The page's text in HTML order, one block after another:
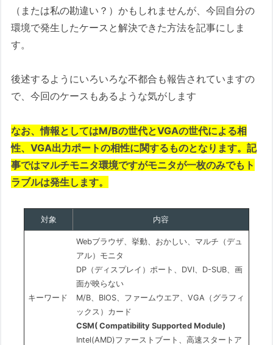
（または私の勘違い？）かもしれませんが、今回自分の
環境で発生したケースと解決できた方法を記事にしま
す。
後述するようにいろいろな不都合も報告されていますの
で、今回のケースもあるような気がします
なお、情報としてはM/Bの世代とVGAの世代による相
性、VGA出力ポートの相性に関するものとなります。記
事ではマルチモニタ環境ですがモニタが一枚のみでもト
ラブルは発生します。
対象 内容
キーワード
Webブラウザ、挙動、おかしい、マルチ（デュ
アル）モニタ
DP（ディスプレイ）ポート、DVI、D-SUB、画
面が映らない
M/B、BIOS、ファームウエア、VGA（グラフィ
ックス）カード
CSM( Compatibility Supported Module)
Intel(AMD)ファーストブート、高速スタートア